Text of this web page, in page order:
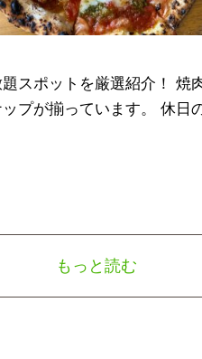
スポットを厳選紹介！ 焼
プが揃っています。 休日
もっと読む